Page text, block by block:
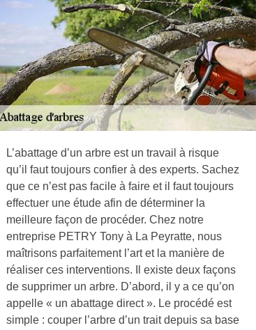
L’abattage d’un arbre est un travail à risque
qu’il faut toujours confier à des experts. Sachez
que ce n’est pas facile à faire et il faut toujours
effectuer une étude afin de déterminer la
meilleure façon de procéder. Chez notre
entreprise PETRY Tony à La Peyratte, nous
maîtrisons parfaitement l’art et la manière de
réaliser ces interventions. Il existe deux façons
de supprimer un arbre. D’abord, il y a ce qu’on
appelle « un abattage direct ». Le procédé est
simple : couper l’arbre d’un trait depuis sa base